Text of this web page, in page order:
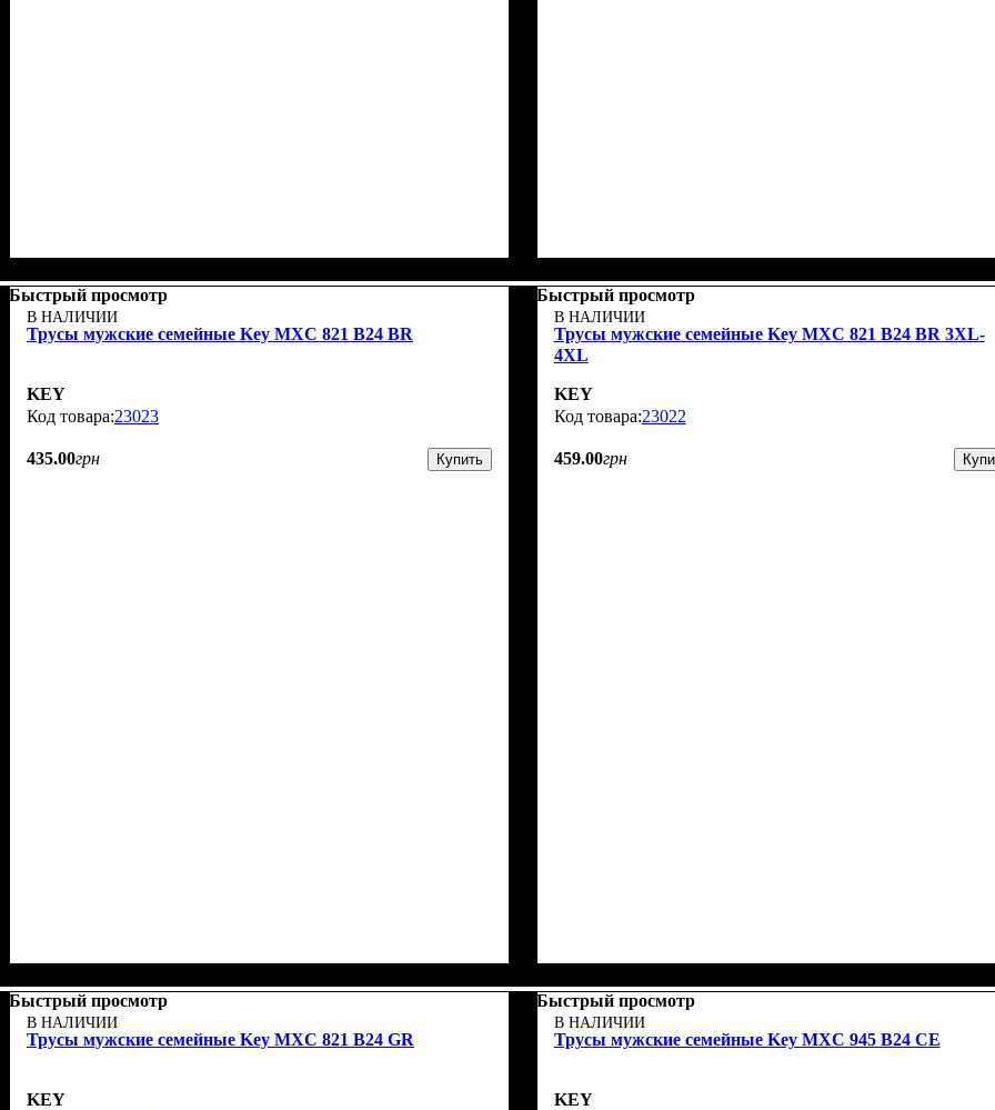
Быстрый просмотр
В НАЛИЧИИ
Трусы мужские семейные Key MXC 821 В24 BR
KEY
23023
435.00грн Купить
Быстрый просмотр
В НАЛИЧИИ
Трусы мужские семейные Key MXC 821 В24 BR 3XL-
4XL
KEY
23022
459.00грн
Быстрый просмотр
В НАЛИЧИИ
Трусы мужские семейные Key MXC 821 В24 GR
KEY
Быстрый просмотр
В НАЛИЧИИ
Трусы мужские семейные Key MXC 945 В24 CE
KEY